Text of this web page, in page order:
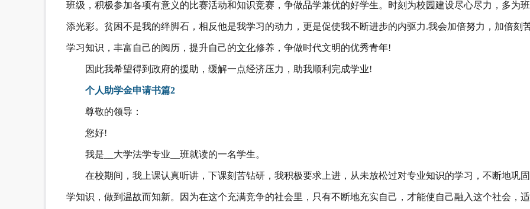
班级，积极参加各项有意义的比赛活动和知识竞赛，争做品学兼优的好学生。时刻为校园建设尽心尽力，多为
添光彩。贫困不是我的绊脚石，相反他是我学习的动力，更是促使我不断进步的内驱力.我会加倍努力，加倍刻
学习知识，丰富自己的阅历，提升自己的文化修养，争做时代文明的优秀青年!
因此我希望得到政府的援助，缓解一点经济压力，助我顺利完成学业!
个人助学金申请书篇2
尊敬的领导：
您好!
我是__大学法学专业__班就读的一名学生。
在校期间，我上课认真听讲，下课刻苦钻研，我积极要求上进，从未放松过对专业知识的学习，不断地巩
学知识，做到温故而知新。因为在这个充满竞争的社会里，只有不断地充实自己，才能使自己融入这个社会，